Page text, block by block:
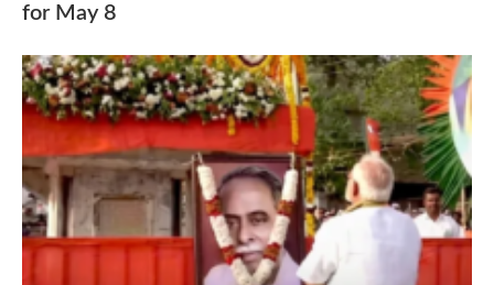
for May 8